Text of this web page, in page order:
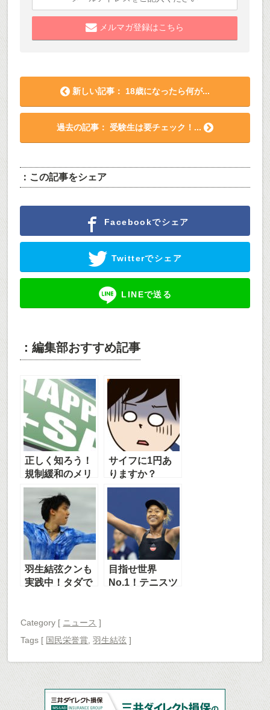
メルマガ登録はこちら
新しい記事： 18歳になったら何が...
過去の記事： 受験生は要チェック！...
：この記事をシェア
Facebookでシェア
Twitterでシェア
LINEで送る
：編集部おすすめ記事
正しく知ろう！
規制緩和のメリ
ット・デメリッ
サイフに1円あ
りますか？
羽生結弦クンも
実践中！タダで
目指せ世界
No.1！テニスツ
Category [ ニュース ]
Tags [ 国民栄誉賞 ,羽生結弦 ]